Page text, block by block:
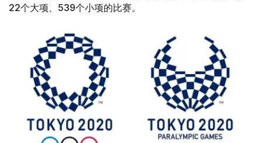
22个大项、539个小项的比赛。